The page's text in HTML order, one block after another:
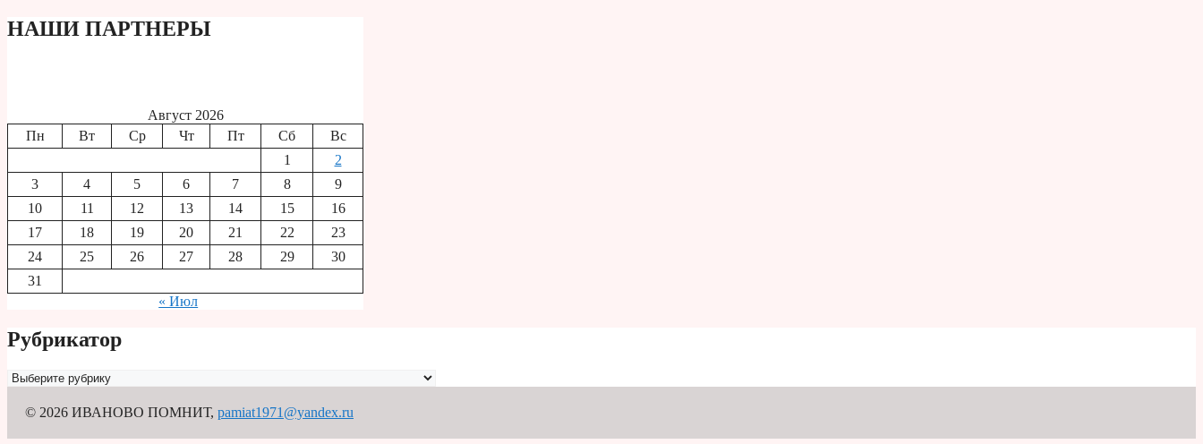
НАШИ ПАРТНЕРЫ
Август 2026
Пн
Вт Ср Чт Пт Сб
Вс
1
2
3
4 5 6 7 8
9
10
11 12 13 14 15
16
17
18 19 20 21 22
23
24
25 26 27 28 29
30
31
« Июл
Рубрикатор
Рубрикатор
© 2026 ИВАНОВО ПОМНИТ, pamiat1971@yandex.ru